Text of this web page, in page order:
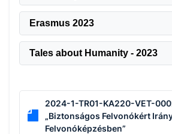
Erasmus 2023
Tales about Humanity - 2023
2024-1-TR01-KA220-VET-
„Biztonságos Felvonókért
Felvonóképzésben”